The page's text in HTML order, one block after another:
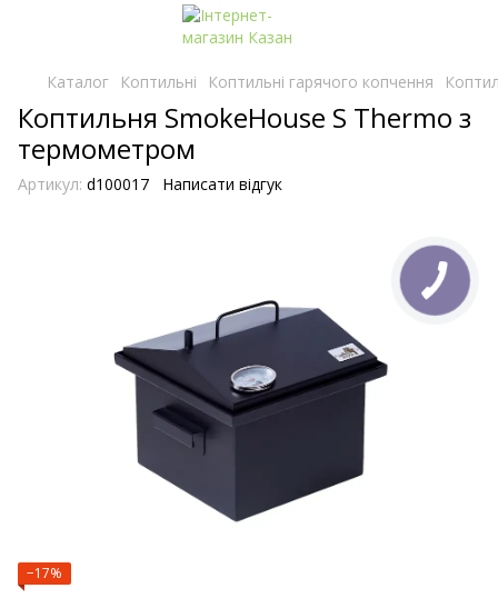
Каталог Коптильні Коптильні гарячого копчення
Коптильня SmokeHouse S Thermo з
термометром
Артикул: d100017 Написати відгук
−17%